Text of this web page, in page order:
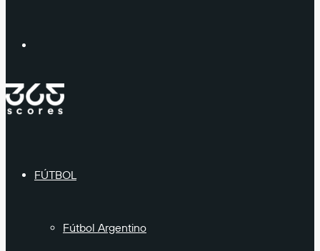
FÚTBOL
Fútbol Argentino